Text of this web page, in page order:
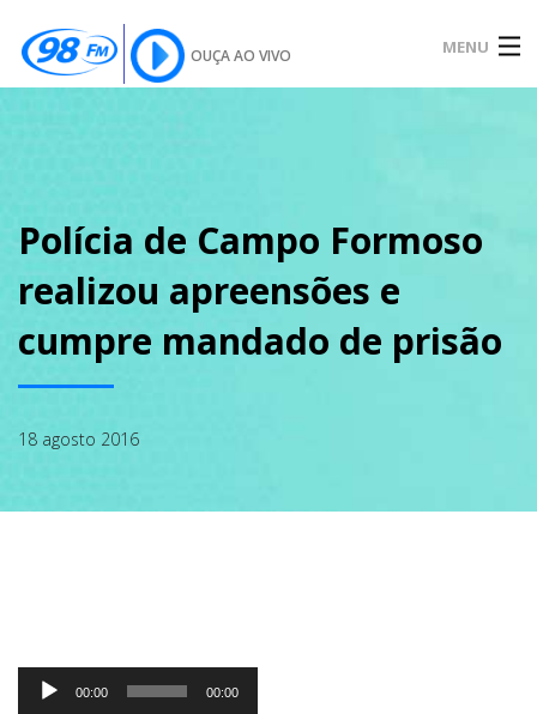
OUÇA AO VIVO MENU
SOBRE
CONTATO
Polícia de Campo Formoso
realizou apreensões e
cumpre mandado de prisão
18 agosto 2016
Tocador
00:00 00:00